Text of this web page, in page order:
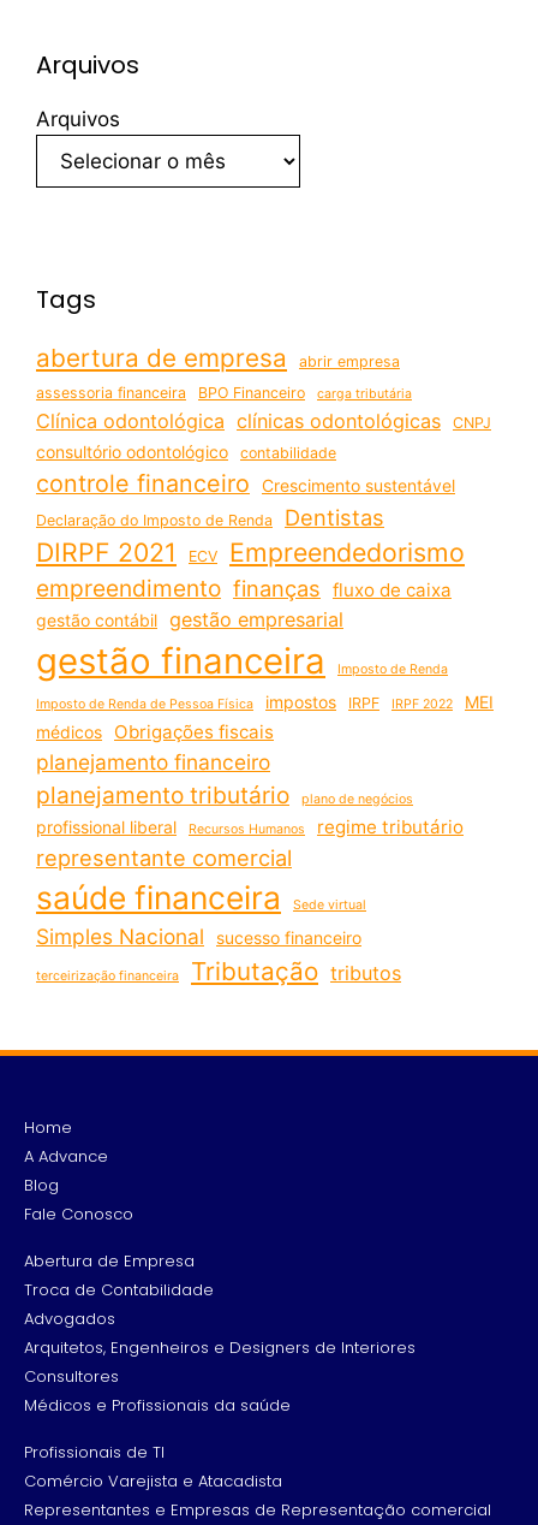
Arquivos
Arquivos
Tags
abertura de empresa
abrir empresa
assessoria financeira
BPO Financeiro carga tributária
Clínica odontológica clínicas odontológicas CNPJ
consultório odontológico contabilidade
controle financeiro Crescimento sustentável
Declaração do Imposto de Renda Dentistas
DIRPF 2021 ECV Empreendedorismo
empreendimento finanças fluxo de caixa
gestão contábil gestão empresarial
gestão financeira Imposto de Renda
Imposto de Renda de Pessoa Física impostos IRPF IRPF 2022
MEI
médicos
Obrigações fiscais
planejamento financeiro
planejamento tributário plano de negócios
profissional liberal Recursos Humanos regime tributário
representante comercial
saúde financeira Sede virtual
Simples Nacional sucesso financeiro
terceirização financeira Tributação tributos
Home
A Advance
Blog
Fale Conosco
Abertura de Empresa
Troca de Contabilidade
Advogados
Arquitetos, Engenheiros e Designers de Interiores
Consultores
Médicos e Profissionais da saúde
Profissionais de TI
Comércio Varejista e Atacadista
Representantes e Empresas de Representação comercial